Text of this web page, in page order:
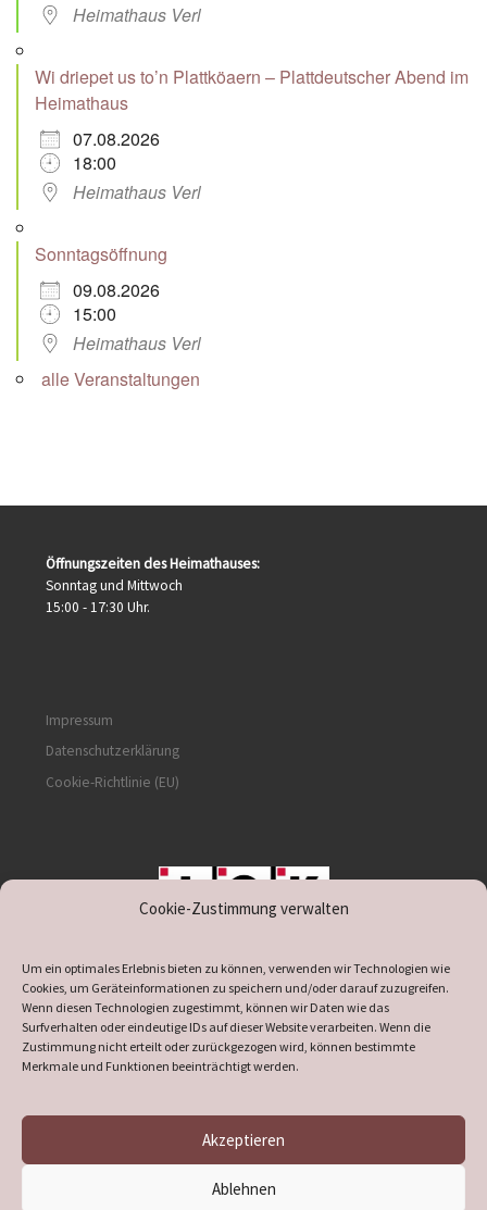
Cookie-Zustimmung verwalten
Um ein optimales Erlebnis bieten zu können, verwenden wir Technologien wie
Cookies, um Geräteinformationen zu speichern und/oder darauf zuzugreifen.
Wenn diesen Technologien zugestimmt, können wir Daten wie das
Surfverhalten oder eindeutige IDs auf dieser Website verarbeiten. Wenn die
Zustimmung nicht erteilt oder zurückgezogen wird, können bestimmte
Merkmale und Funktionen beeinträchtigt werden.
Akzeptieren
Ablehnen
Heimathaus Verl
Wi driepet us to’n Plattköaern – Plattdeutscher Abend im
Heimathaus
07.08.2026
18:00
Heimathaus Verl
Sonntagsöffnung
09.08.2026
15:00
Heimathaus Verl
alle Veranstaltungen
Öffnungszeiten des Heimathauses:
Sonntag und Mittwoch
15:00 - 17:30 Uhr.
Impressum
Datenschutzerklärung
Cookie-Richtlinie (EU)
supported by DÖ
Heimatverein Verl– Alle Rechte vorbehalten